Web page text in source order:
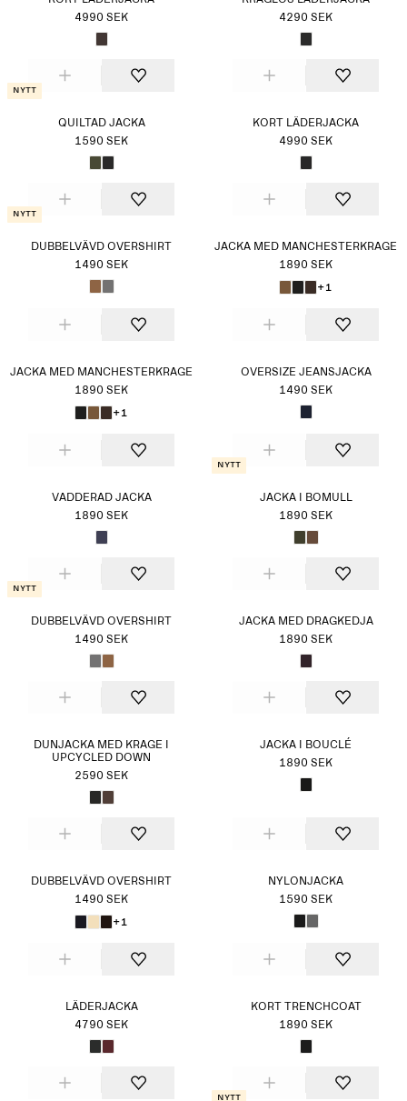
4990 SEK
4290 SEK
Nytt
QUILTAD JACKA
1590 SEK
KORT LÄDERJACKA
4990 SEK
Nytt
DUBBELVÄVD OVERSHIRT
1490 SEK
JACKA MED MANCHESTERKRAGE
1890 SEK
+1
JACKA MED MANCHESTERKRAGE
1890 SEK
+1
OVERSIZE JEANSJACKA
1490 SEK
VADDERAD JACKA
1890 SEK
Nytt
JACKA I BOMULL
1890 SEK
Nytt
DUBBELVÄVD OVERSHIRT
1490 SEK
JACKA MED DRAGKEDJA
1890 SEK
DUNJACKA MED KRAGE I
UPCYCLED DOWN
2590 SEK
JACKA I BOUCLÉ
1890 SEK
DUBBELVÄVD OVERSHIRT
1490 SEK
+1
NYLONJACKA
1590 SEK
LÄDERJACKA
4790 SEK
KORT TRENCHCOAT
1890 SEK
Nytt